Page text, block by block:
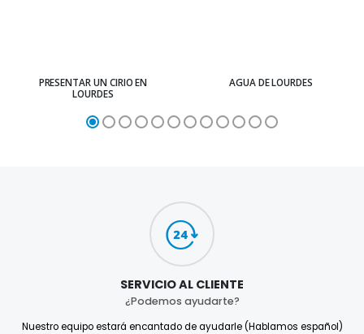
PRESENTAR UN CIRIO EN
LOURDES
AGUA DE LOURDES
SERVICIO AL CLIENTE
¿Podemos ayudarte?
Nuestro equipo estará encantado de ayudarle (Hablamos español)